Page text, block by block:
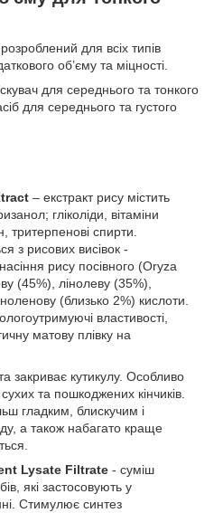
для всіх типів
об’єму та міцності.
для середнього та тонкого
для середнього та густого
– екстракт рису містить
гліколіди, вітаміни
тритерпенові спирти.
з рисових висівок -
рису посівного (Oryza
(45%), лінолеву (35%),
(близько 2%) кислоти.
властивості,
матову плівку на
закриває кутикулу. Особливо
та пошкоджених кінчиків.
гладким, блискучим і
а також набагато краще
Lysate Filtrate - суміш
які застосовують у
Стимулює синтез